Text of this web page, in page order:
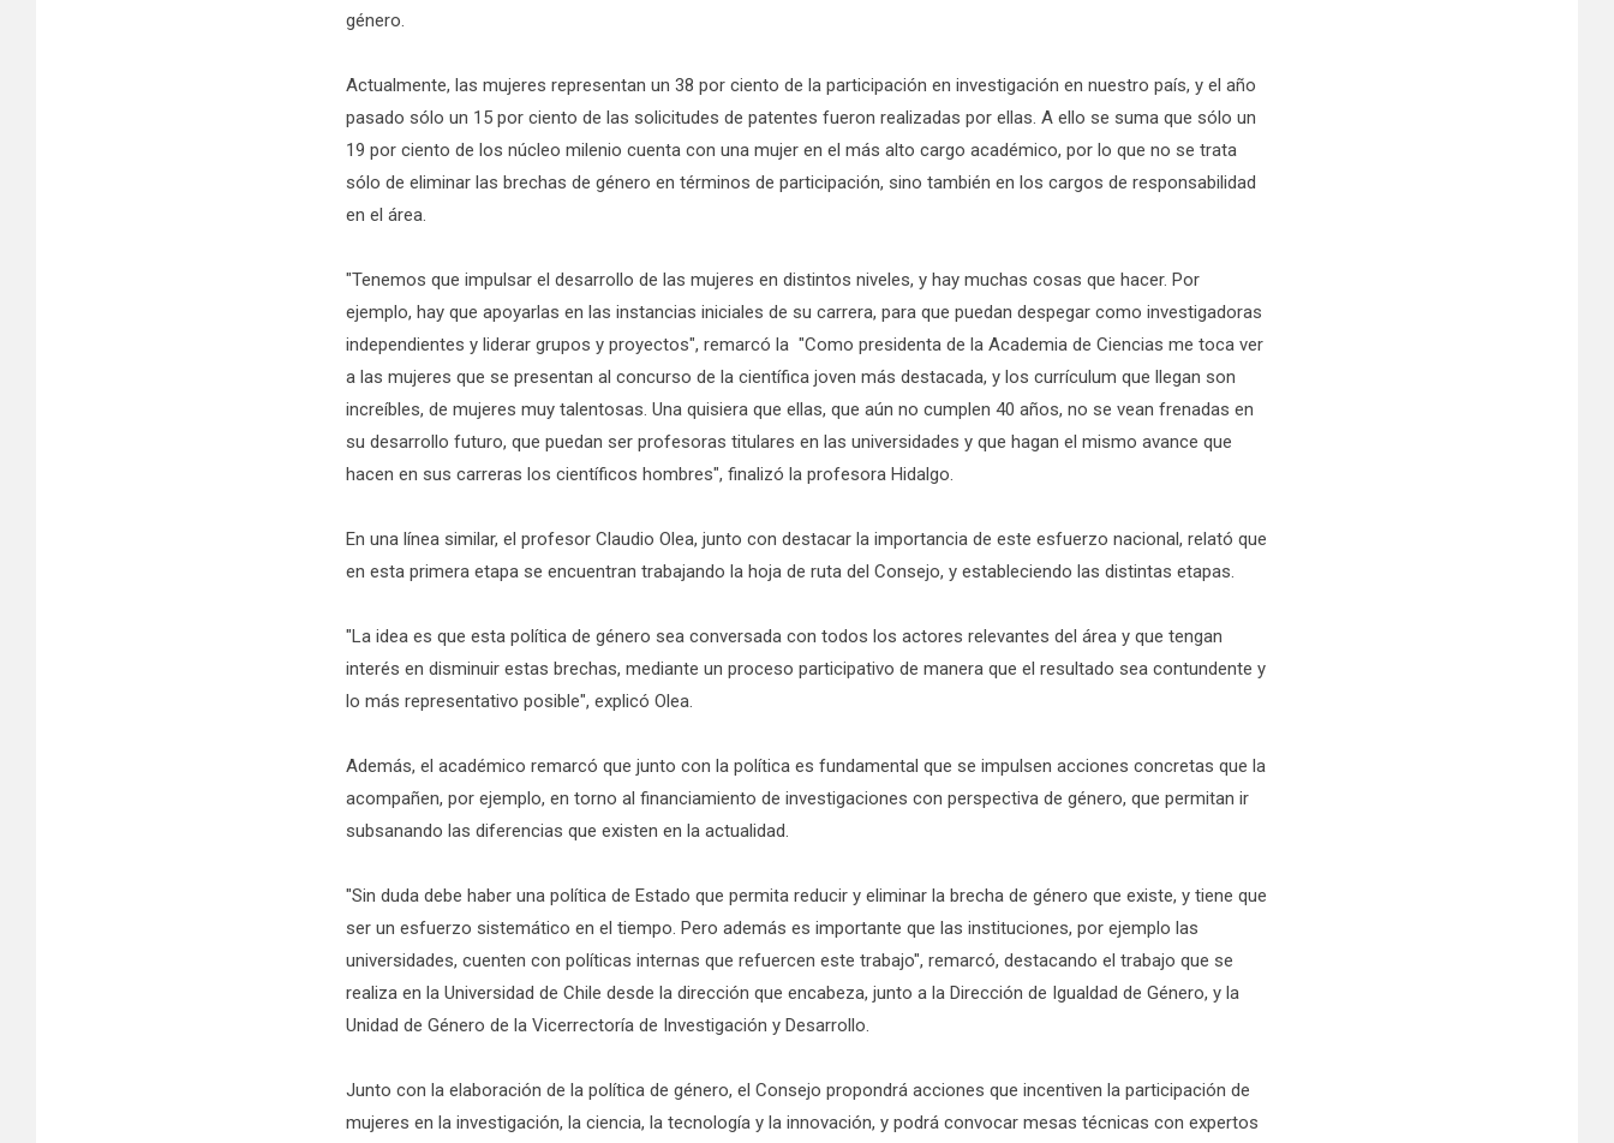
género.
Actualmente, las mujeres representan un 38 por ciento de la participación en investigación en nuestro país, y el año
pasado sólo un 15 por ciento de las solicitudes de patentes fueron realizadas por ellas. A ello se suma que sólo un
19 por ciento de los núcleo milenio cuenta con una mujer en el más alto cargo académico, por lo que no se trata
sólo de eliminar las brechas de género en términos de participación, sino también en los cargos de responsabilidad
en el área.
"Tenemos que impulsar el desarrollo de las mujeres en distintos niveles, y hay muchas cosas que hacer. Por
ejemplo, hay que apoyarlas en las instancias iniciales de su carrera, para que puedan despegar como investigadoras
independientes y liderar grupos y proyectos", remarcó la "Como presidenta de la Academia de Ciencias me toca ver
a las mujeres que se presentan al concurso de la científica joven más destacada, y los currículum que llegan son
increíbles, de mujeres muy talentosas. Una quisiera que ellas, que aún no cumplen 40 años, no se vean frenadas en
su desarrollo futuro, que puedan ser profesoras titulares en las universidades y que hagan el mismo avance que
hacen en sus carreras los científicos hombres", finalizó la profesora Hidalgo.
En una línea similar, el profesor Claudio Olea, junto con destacar la importancia de este esfuerzo nacional, relató que
en esta primera etapa se encuentran trabajando la hoja de ruta del Consejo, y estableciendo las distintas etapas.
"La idea es que esta política de género sea conversada con todos los actores relevantes del área y que tengan
interés en disminuir estas brechas, mediante un proceso participativo de manera que el resultado sea contundente y
lo más representativo posible", explicó Olea.
Además, el académico remarcó que junto con la política es fundamental que se impulsen acciones concretas que la
acompañen, por ejemplo, en torno al financiamiento de investigaciones con perspectiva de género, que permitan ir
subsanando las diferencias que existen en la actualidad.
"Sin duda debe haber una política de Estado que permita reducir y eliminar la brecha de género que existe, y tiene que
ser un esfuerzo sistemático en el tiempo. Pero además es importante que las instituciones, por ejemplo las
universidades, cuenten con políticas internas que refuercen este trabajo", remarcó, destacando el trabajo que se
realiza en la Universidad de Chile desde la dirección que encabeza, junto a la Dirección de Igualdad de Género, y la
Unidad de Género de la Vicerrectoría de Investigación y Desarrollo.
Junto con la elaboración de la política de género, el Consejo propondrá acciones que incentiven la participación de
mujeres en la investigación, la ciencia, la tecnología y la innovación, y podrá convocar mesas técnicas con expertos